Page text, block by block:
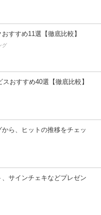
すすめ11選【徹底比較】
グ
おすすめ40選【徹底比較】
ら、ヒットの推移をチェッ
サインチェキなどプレゼン